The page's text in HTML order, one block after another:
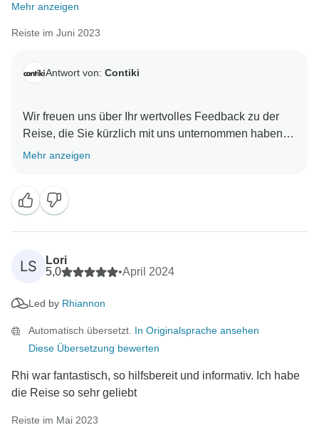
Mehr anzeigen
Reiste im Juni 2023
Antwort von: Contiki
Wir freuen uns über Ihr wertvolles Feedback zu der
Reise, die Sie kürzlich mit uns unternommen haben.
Wir freuen uns sehr über Ihre Zufriedenheit mit der
stolz darauf, unseren Kunden einen
außergewöhnlichen Service zu bieten und freuen uns,
dass wir Ihnen ein unvergessliches Erlebnis bieten
konnten. Vielen Dank, dass Sie uns Ihre Reise
Mehr anzeigen
LS
Lori
5,0
•April 2024
Led by Rhiannon
Automatisch übersetzt. In Originalsprache ansehen
Diese Übersetzung bewerten
Rhi war fantastisch, so hilfsbereit und informativ. Ich habe
die Reise so sehr geliebt
Reiste im Mai 2023